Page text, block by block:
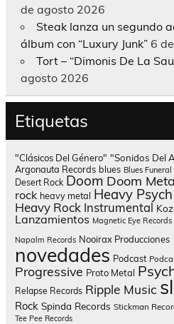
de agosto 2026
Steak lanza un segundo
álbum con “Luxury Junk” 6
Tort – “Dimonis De La
agosto 2026
Etiquetas
"Clásicos Del Género" "Sonidos Del
Argonauta Records blues Blues
Desert Rock Doom Doom
rock heavy metal Heavy Psych
Heavy Rock Instrumental
Lanzamientos Magnetic Eye Records
Napalm Records Nooirax Producciones
novedades Podcast
Progressive Proto Metal
Relapse Records Ripple Music
Rock Spinda Records Stickman
Tee Pee Records